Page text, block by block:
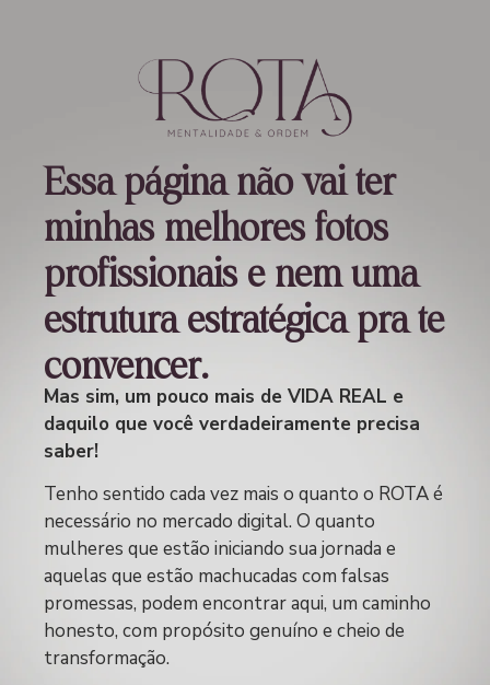
Essa página não vai ter
minhas melhores fotos
profissionais e nem uma
estrutura estratégica pra te
convencer.
Mas sim, um pouco mais de VIDA REAL e
daquilo que você verdadeiramente precisa
saber!
Tenho sentido cada vez mais o quanto o ROTA é
necessário no mercado digital. O quanto
mulheres que estão iniciando sua jornada e
aquelas que estão machucadas com falsas
promessas, podem encontrar aqui, um caminho
honesto, com propósito genuíno e cheio de
transformação.